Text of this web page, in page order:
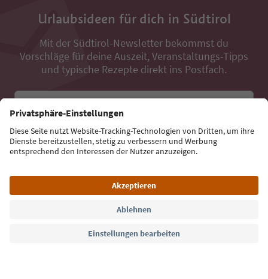
Urlaubsideen für dich in Südtirol
Mit der Südtirol-Newsletter bekommst du
Vorschläge für deine Auszeit, Veranstaltungs-Tipps
und typische Rezepte direkt ins Postfach.
Jetzt anmelden